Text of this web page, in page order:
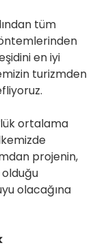
tüm
en iyi
turizmden
ortalama
projenin,
olacağına